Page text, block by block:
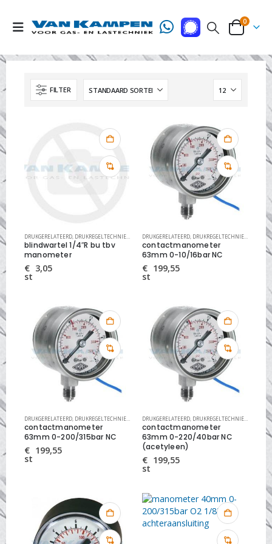
0
FILTER
DRUKGERELATEERD DRUKREGELTECHNIEK MANOMETERS EN ONDERDELEN
blindwartel 1/4″R bu tbv
manometer
€ 3,05
st
DRUKGERELATEERD DRUKREGELTECHNIEK
contactmanometer
63mm 0-10/16bar NC
€ 199,55
st
DRUKGERELATEERD DRUKREGELTECHNIEK MANOMETERS EN ONDERDELEN
contactmanometer
63mm 0-200/315bar NC
€ 199,55
st
DRUKGERELATEERD DRUKREGELTECHNIEK
contactmanometer
63mm 0-220/40bar NC
(acetyleen)
€ 199,55
st